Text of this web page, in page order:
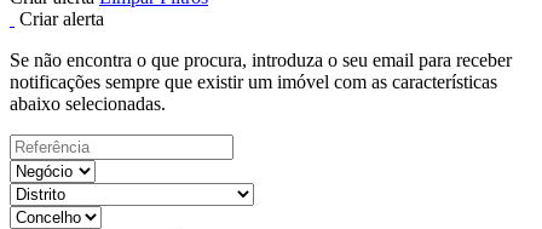
Criar alerta
Se não encontra o que procura, introduza o seu email para receber
notificações sempre que existir um imóvel com as características
abaixo selecionadas.